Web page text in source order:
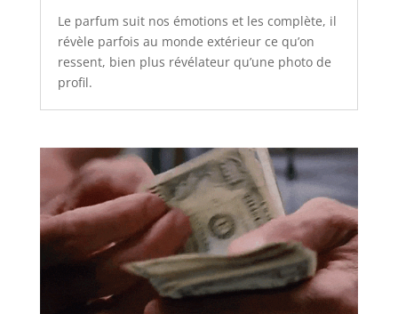
Le parfum suit nos émotions et les complète, il
révèle parfois au monde extérieur ce qu’on
ressent, bien plus révélateur qu’une photo de
profil.